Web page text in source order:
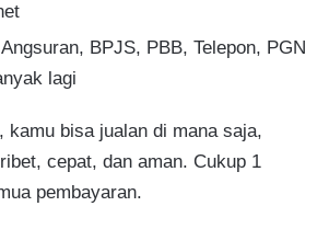
BPJS, PBB, Telepon, PGN
lagi
kamu bisa jualan di mana saja,
cepat, dan aman. Cukup 1
pembayaran.